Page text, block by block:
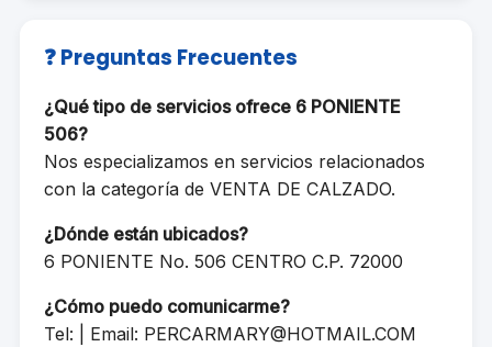
❓ Preguntas Frecuentes
¿Qué tipo de servicios ofrece 6 PONIENTE
506?
Nos especializamos en servicios relacionados
con la categoría de VENTA DE CALZADO.
¿Dónde están ubicados?
6 PONIENTE No. 506 CENTRO C.P. 72000
¿Cómo puedo comunicarme?
Tel: | Email: PERCARMARY@HOTMAIL.COM